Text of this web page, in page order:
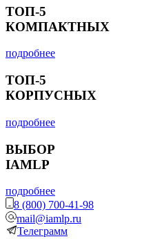
ТОП-5
КОМПАКТНЫХ
подробнее
ТОП-5
КОРПУСНЫХ
подробнее
ВЫБОР
IAMLP
подробнее
8 (800) 700-41-98
mail@iamlp.ru
Телеграмм